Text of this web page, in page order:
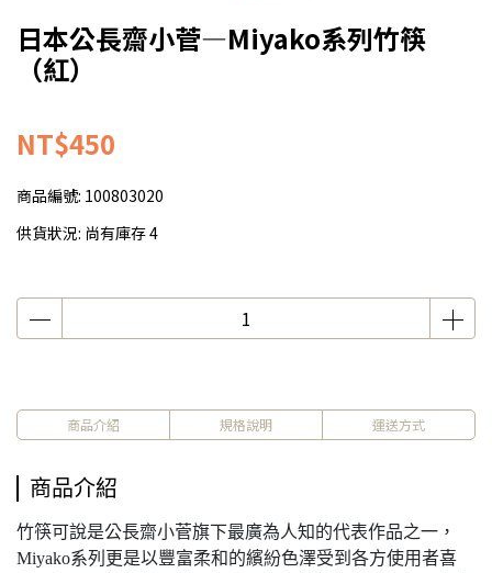
日本公長齋小菅—Miyako系列竹筷
（紅）
NT$450
商品編號: 100803020
供貨狀況: 尚有庫存 4
商品介紹 規格說明 運送方式
商品介紹
竹筷可說是公長齋小菅旗下最廣為人知的代表作品之一，
Miyako系列更是以豐富柔和的繽紛色澤受到各方使用者喜